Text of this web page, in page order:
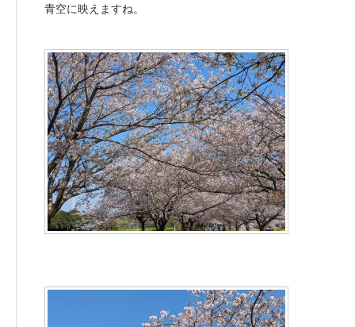
青空に映えますね。